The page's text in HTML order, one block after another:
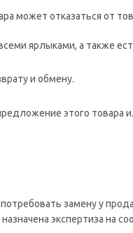
может отказаться от
ярлыками, а также
и обмену.
этого товара
замену у
экспертиза на